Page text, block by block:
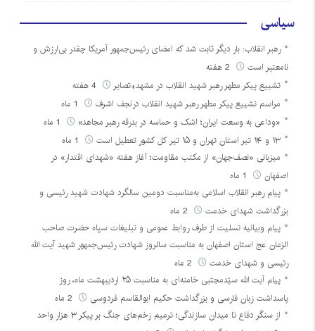
سیاسی
رهبر انقلاب: بار دیگر ثابت شد که امضای رئیس‌جمهور آمریکا چقدر بی‌ارزش و
نامعتبر است
تشییع پیکر مطهر رهبر شهید انقلاب در مشهد+تصایر
مراسم تشییع پیکر مطهر رهبر شهید انقلاب درنجف اشرف
«وداعی به وسعت ایران؛ اشک و حماسه در بدرقه رهبر مجاهد»
۱۳ و ۱۴ تیر استان تهران و ۱۵ تیر کل کشور تعطیل است
میزبانی «نصف‌جهان» از مکتب مقاومت؛ آغاز هفته «شهدای اقتدار» در
اصفهان
پیام رهبر انقلاب اسلامی به‌مناسبت دومین سالگرد شهادت شهید رئیسی و
بزرگداشت شهدای خدمت
پیام وبیانیه تسلیت از طرف روابط عمومی و تبلیغات سپاه حضرت صاحب
الزمان عج استان اصفهان به مناسبت سالروز شهادت رئیس‌جمهور شهید آیت الله
رئیسی و شهدای خدمت
پیام آیت الله سیّدمجتبی خامنه‌ای به مناسبت ۲۵ اردیبهشت ماه، روز
پاسداشت زبان فارسی و بزرگداشت حکیم ابوالقاسم فردوسی
از سنگر دفاع تا میدان سازندگی؛ ترمیم زخم‌های جنگ بر پیکر ۳ هزار واحد